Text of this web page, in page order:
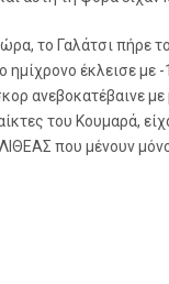
το Γαλάτσι πήρε
ημίχρονο έκλεισε με
ανεβοκατέβαινε
του Κουμαρά,
που μένουν